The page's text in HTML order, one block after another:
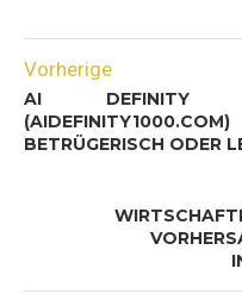
Vorherige
AI DEFINITY
BETRÜGERISCH ODER